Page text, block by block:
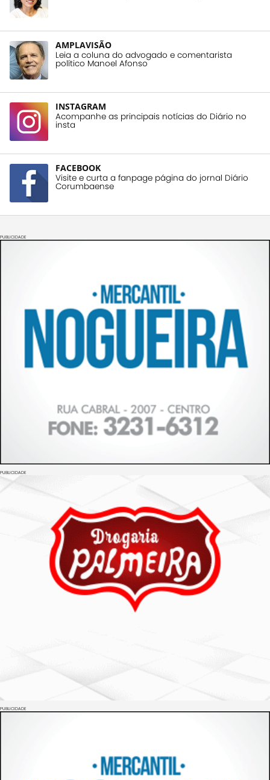
AMPLAVISÃO
Leia a coluna do advogado e comentarista
político Manoel Afonso
INSTAGRAM
Acompanhe as principais notícias do Diário no
insta
FACEBOOK
Visite e curta a fanpage página do jornal Diário
Corumbaense
PUBLICIDADE
PUBLICIDADE
PUBLICIDADE